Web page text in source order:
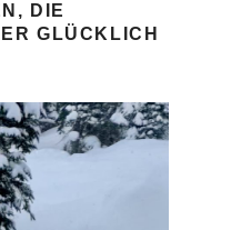
DIE
GLÜCKLICH